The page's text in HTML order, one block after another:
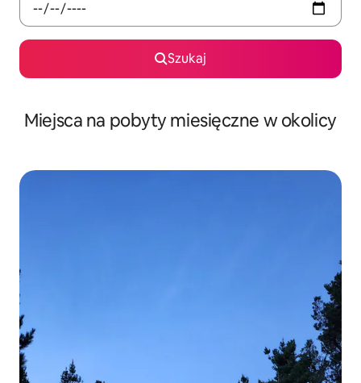
Szukaj
Miejsca na pobyty miesięczne w okolicy